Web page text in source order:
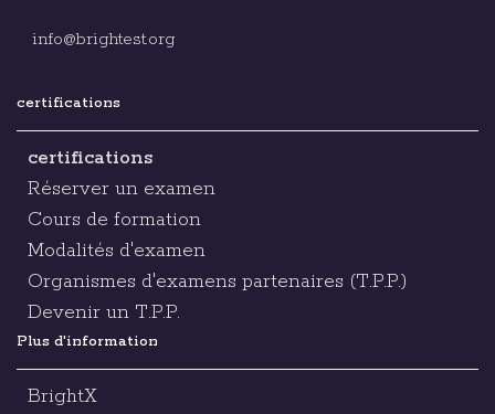
info@brightest.org
certifications
certifications
Réserver un examen
Cours de formation
Modalités d'examen
Organismes d'examens partenaires (T.P.P.)
Devenir un T.P.P.
Plus d'information
BrightX